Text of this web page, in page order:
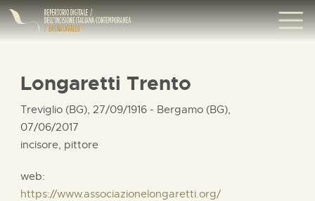
Longaretti Trento
Treviglio (BG), 27/09/1916 - Bergamo (BG),
07/06/2017
incisore, pittore
web:
https://www.associazionelongaretti.org/